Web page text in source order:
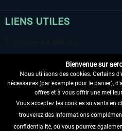
LIENS UTILES
RENONCER AU CONTRAT ICI
Bienvenue sur
Nous utilisons des cookies. Certains
nécessaires (par exemple pour le panier),
offres et à vous offrir une
Vous acceptez les cookies suivants en
trouverez des informations
confidentialité, où vous pourrez